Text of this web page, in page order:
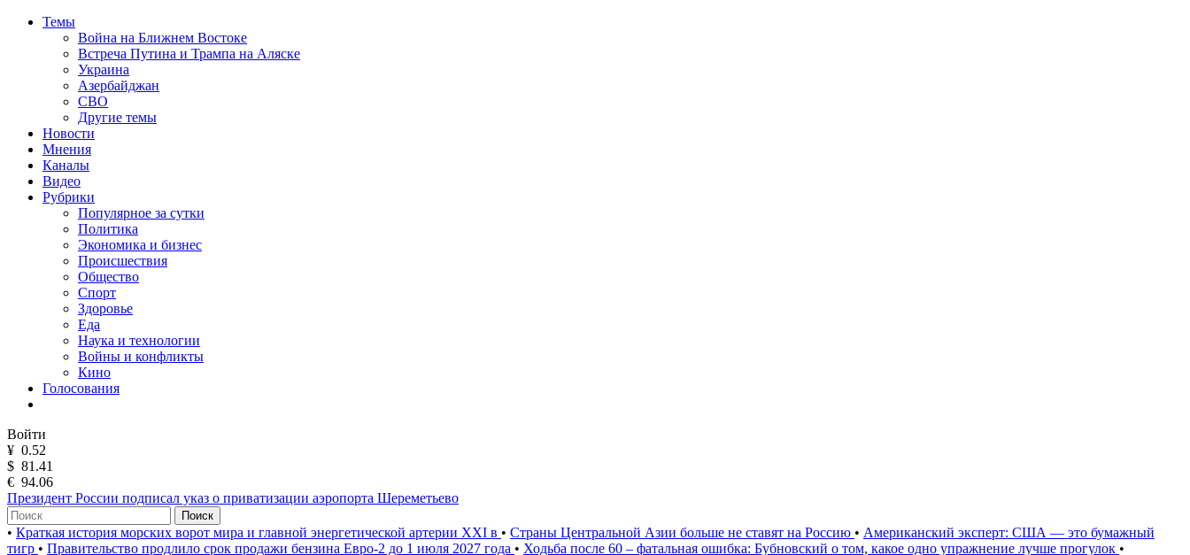
Темы
Война на Ближнем Востоке
Встреча Путина и Трампа на Аляске
Украина
Азербайджан
СВО
Другие темы
Новости
Мнения
Каналы
Видео
Рубрики
Популярное за сутки
Политика
Экономика и бизнес
Происшествия
Общество
Спорт
Здоровье
Еда
Наука и технологии
Войны и конфликты
Кино
Голосования
Войти
¥ 0.52
$ 81.41
€ 94.06
Президент России подписал указ о приватизации аэропорта Шереметьево
Поиск
• Краткая история морских ворот мира и главной энергетической артерии XXI в • Страны Центральной Азии больше не ставят на Россию • Американский эксперт: США — это бумажный
тигр • Правительство продлило срок продажи бензина Евро-2 до 1 июля 2027 года • Ходьба после 60 – фатальная ошибка: Бубновский о том, какое одно упражнение лучше прогулок •